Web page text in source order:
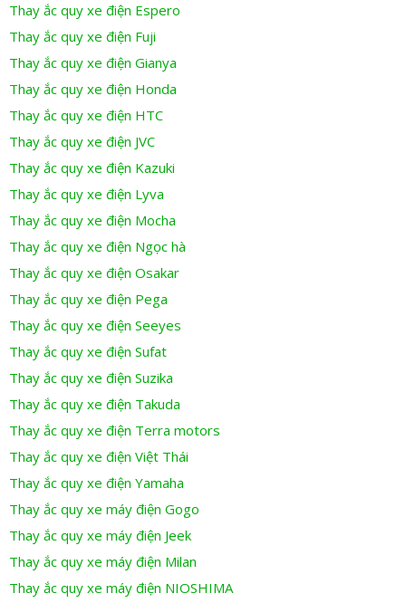
Thay ắc quy xe điện Espero
Thay ắc quy xe điện Fuji
Thay ắc quy xe điện Gianya
Thay ắc quy xe điện Honda
Thay ắc quy xe điện HTC
Thay ắc quy xe điện JVC
Thay ắc quy xe điện Kazuki
Thay ắc quy xe điện Lyva
Thay ắc quy xe điện Mocha
Thay ắc quy xe điện Ngọc hà
Thay ắc quy xe điện Osakar
Thay ắc quy xe điện Pega
Thay ắc quy xe điện Seeyes
Thay ắc quy xe điện Sufat
Thay ắc quy xe điện Suzika
Thay ắc quy xe điện Takuda
Thay ắc quy xe điện Terra motors
Thay ắc quy xe điện Việt Thái
Thay ắc quy xe điện Yamaha
Thay ắc quy xe máy điện Gogo
Thay ắc quy xe máy điện Jeek
Thay ắc quy xe máy điện Milan
Thay ắc quy xe máy điện NIOSHIMA